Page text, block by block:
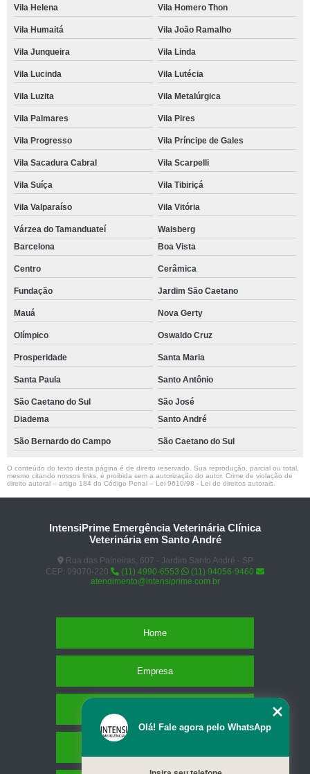
Vila Helena Vila Homero Thon
Vila Humaitá Vila João Ramalho
Vila Junqueira Vila Linda
Vila Lucinda Vila Lutécia
Vila Luzita Vila Metalúrgica
Vila Palmares Vila Pires
Vila Progresso Vila Príncipe de Gales
Vila Sacadura Cabral Vila Scarpelli
Vila Suíça Vila Tibiriçá
Vila Valparaíso Vila Vitória
Várzea do Tamanduateí
Waisberg
Barcelona
Boa Vista
Centro Cerâmica
Fundação Jardim São Caetano
Mauá Nova Gerty
Olímpico Oswaldo Cruz
Prosperidade Santa Maria
Santa Paula Santo Antônio
São Caetano do Sul
São José
Diadema
Santo André
São Bernardo do Campo São Caetano do Sul
O conteúdo do texto desta página é de direito reservado. Sua reprodução, parcial ou total,
mesmo citando nossos links, é proibida sem a autorização do autor. Crime de violação de
direito autoral – artigo 184 do Código Penal – Lei 9610/98 - Lei de direitos autorais
IntensiPrime Emergência Veterinária Clínica
Veterinária em Santo André
Rua das Paineiras, 607 - Jardim Santo André - SP
CEP: 09070-220
(11) 4990-6553
(11) 94056-9460
atendimento@intensiprime.com.br
Home
Empresa
Olá! Fale agora pelo WhatsApp